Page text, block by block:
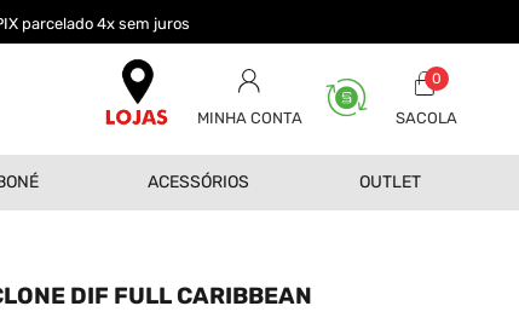
parcelado 4x sem juros
MINHA CONTA
0
ACESSÓRIOS OUTLET
DIF FULL CARIBBEAN